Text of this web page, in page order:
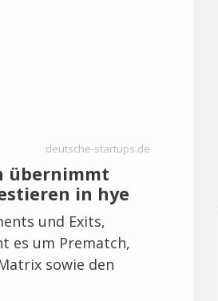
deutsche-startups.de
übernimmt
in hye
und Exits,
es um Prematch,
sowie den